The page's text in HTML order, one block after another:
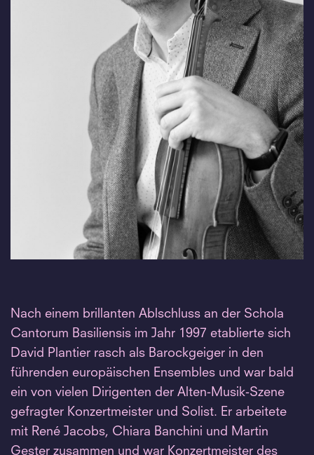
Nach einem brillanten Ablschluss an der Schola
Cantorum Basiliensis im Jahr 1997 etablierte sich
David Plantier rasch als Barockgeiger in den
führenden europäischen Ensembles und war bald
ein von vielen Dirigenten der Alten-Musik-Szene
gefragter Konzertmeister und Solist. Er arbeitete
mit René Jacobs, Chiara Banchini und Martin
Gester zusammen und war Konzertmeister des